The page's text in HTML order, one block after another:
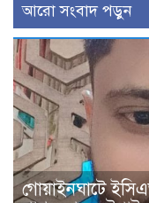
আরো সংবাদ পড়ুন
গোয়াইনঘাটে